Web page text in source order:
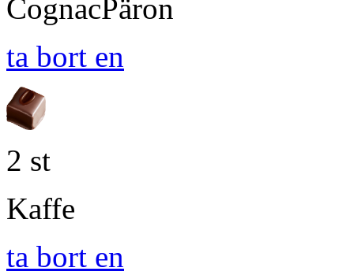
CognacPäron
ta bort en
2 st
Kaffe
ta bort en